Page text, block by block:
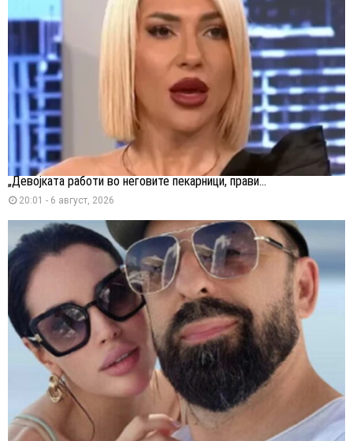
„Девојката работи во неговите пекарници, прави...
20:01 - 6 август, 2026